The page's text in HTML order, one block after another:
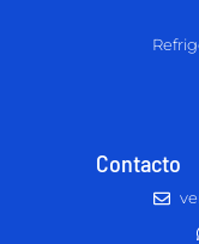
Contacto